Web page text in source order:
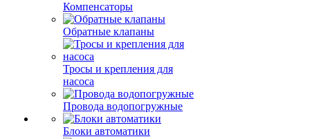
Компенсаторы
Обратные клапаны
Тросы и крепления для
насоса
Провода водопогружные
Блоки автоматики